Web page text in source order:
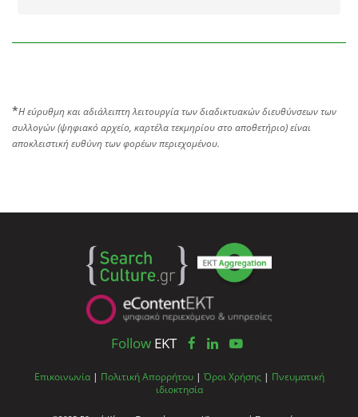
*Η εύρυθμη και αδιάλειπτη λειτουργία των διαδικτυακών διευθύνσεων των
συλλογών (ψηφιακό αρχείο, καρτέλα τεκμηρίου στο αποθετήριο) είναι
αποκλειστική ευθύνη των φορέων περιεχομένου.
Follow EKT
Επικοινωνία | Πολιτική Απορρήτου | Όροι Χρήσης | Πνευματική
ιδιοκτησία